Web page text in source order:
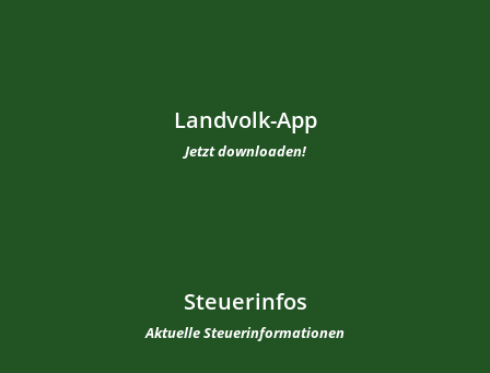
Landvolk-App
Jetzt downloaden!
Steuerinfos
Aktuelle Steuerinformationen